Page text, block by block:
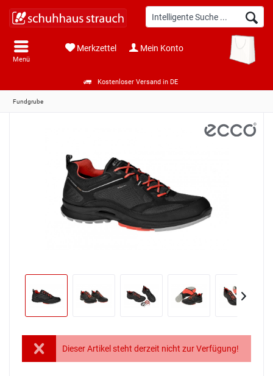
Kostenloser Versand in DE
Menü
Merkzettel Mein Konto
Fundgrube
Dieser Artikel steht derzeit nicht zur Verfügung!